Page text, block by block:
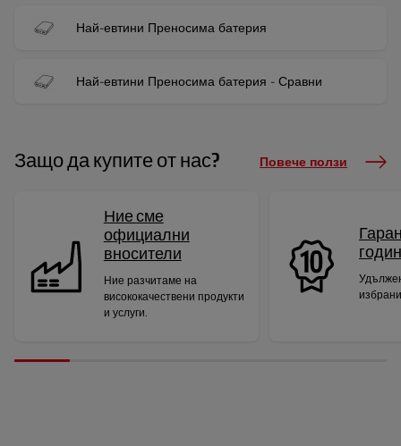
Най-евтини Преносима батерия
Най-евтини Преносима батерия - Сравни
Защо да купите от нас? Повече ползи
Ние сме
официални
вносители
Ние разчитаме на
висококачествени продукти
и услуги.